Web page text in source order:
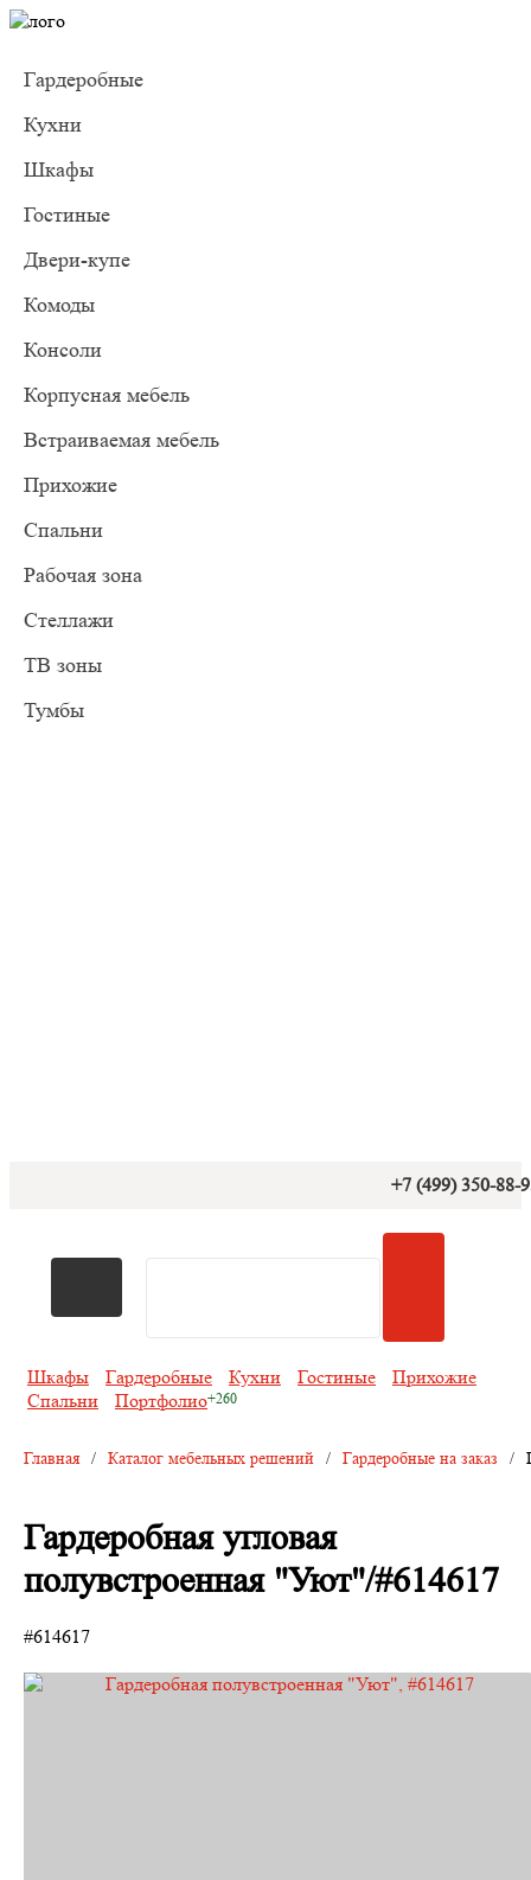
Гардеробные
Кухни
Шкафы
Гостиные
Двери-купе
Комоды
Консоли
Корпусная мебель
Встраиваемая мебель
Прихожие
Спальни
Рабочая зона
Стеллажи
ТВ зоны
Тумбы
+7 (499) 350-88-
Шкафы Гардеробные Кухни Гостиные
Прихожие
Спальни
Портфолио
Главная / Каталог мебельных решений / Гардеробные на заказ /
Гардеробная угловая
полувстроенная "Уют"/#614617
#614617